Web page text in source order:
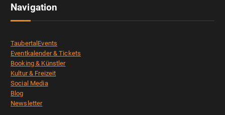
Navigation
TaubertalEvents
Eventkalender & Tickets
Booking & Künstler
Kultur & Freizeit
Social Media
Blog
Newsletter